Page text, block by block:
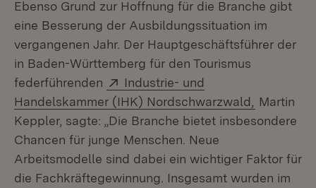
Ebenso Grund zur Hoffnung für die Branche gibt
eine Besserung der Ausbildungssituation im
vergangenen Jahr. Der Hauptgeschäftsführer der
in Baden-Württemberg für den Tourismus
federführenden
Extern:
Industrie- und
Handelskammer (IHK) Nordschwarzwald,
(Öffnet in
Martin
Keppler, sagte: „Die Branche bietet insbesondere
Chancen für junge Menschen. Neue
Arbeitsmodelle sind dabei ein wichtiger Faktor für
die Fachkräftegewinnung. Insgesamt wurden im